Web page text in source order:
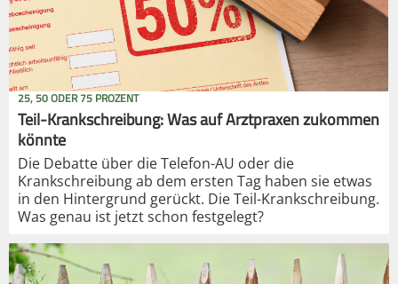
25, 50 ODER 75 PROZENT
Teil-Krankschreibung: Was auf Arztpraxen zukommen
könnte
Die Debatte über die Telefon-AU oder die
Krankschreibung ab dem ersten Tag haben sie etwas
in den Hintergrund gerückt. Die Teil-Krankschreibung.
Was genau ist jetzt schon festgelegt?